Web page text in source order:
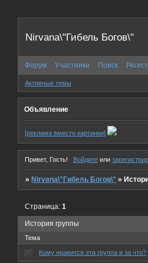
Nirvana\"Гибель Богов\"
Форум Участники Поиск
Активные темы
Объявление
[реклама вместо картинки]
Привет, Гость! Войдитеили
» Nirvana\"Гибель Богов\" »
История группы
Страница:1
Тема
Кому нравится эта группа и за что?